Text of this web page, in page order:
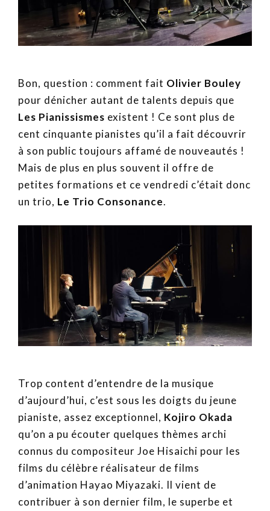
Bon, question : comment fait Olivier Bouley
pour dénicher autant de talents depuis que
Les Pianissismes existent ! Ce sont plus de
cent cinquante pianistes qu’il a fait découvrir
à son public toujours affamé de nouveautés !
Mais de plus en plus souvent il offre de
petites formations et ce vendredi c’était donc
un trio, Le Trio Consonance.
Trop content d’entendre de la musique
d’aujourd’hui, c’est sous les doigts du jeune
pianiste, assez exceptionnel, Kojiro Okada
qu’on a pu écouter quelques thèmes archi
connus du compositeur Joe Hisaichi pour les
films du célèbre réalisateur de films
d’animation Hayao Miyazaki. Il vient de
contribuer à son dernier film, le superbe et